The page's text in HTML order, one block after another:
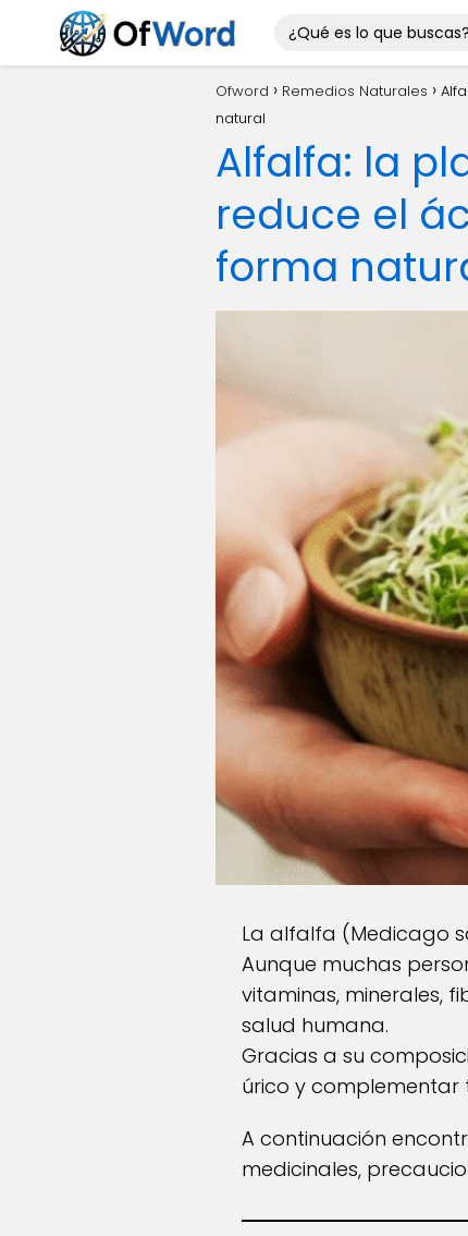
Ofword Remedios Naturales
natural
Alfalfa: la
reduce el
forma
La alfalfa (Medicago
Aunque muchas
vitaminas, minerales,
salud humana.
Gracias a su
úrico y
A continuación
medicinales,